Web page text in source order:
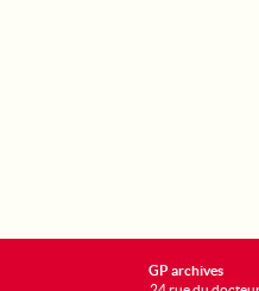
GP archives